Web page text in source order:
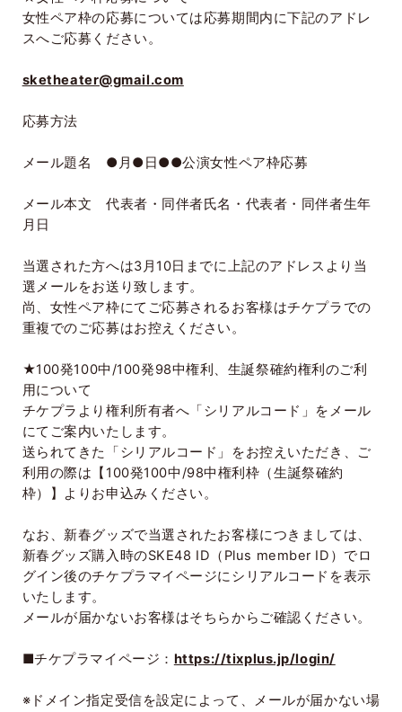
女性ペア枠の応募については応募期間内に下記のアドレ
スへご応募ください。
sketheater@gmail.com
応募方法
メール題名 ●月●日●●公演女性ペア枠応募
メール本文 代表者・同伴者氏名・代表者・同伴者生年
月日
当選された方へは3月 10日までに上記のアドレスより当
選メールをお送り致します。
尚、女性ペア枠にてご応募されるお客様はチケプラでの
重複でのご応募はお控えください。
★100発100中/100発98中権利、生誕祭確約権利のご利
用について
チケプラより権利所有者へ「シリアルコード」をメール
にてご案内いたします。
送られてきた「シリアルコード」をお控えいただき、ご
利用の際は【 100発100中/98中権利枠（生誕祭確約
枠）】よりお申込みください。
なお、新春グッズで当選されたお客様につきましては、
新春グッズ購入時のSKE48 ID （ Plus member ID ）でロ
グイン後のチケプラマイページにシリアルコードを表示
いたします。
メールが届かないお客様はそちらからご確認ください。
■チケプラマイページ： https://tixplus.jp/login/
※ドメイン指定受信を設定によって、メールが届かない場